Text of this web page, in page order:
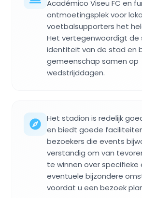
Académico Viseu FC en
ontmoetingsplek voor
voetbalsupporters het
Het vertegenwoordigt de
identiteit van de stad en
gemeenschap samen op
wedstrijddagen.
Het stadion is redelijk
en biedt goede
bezoekers die events
verstandig om van
te winnen over
eventuele bijzondere
voordat u een bezoek